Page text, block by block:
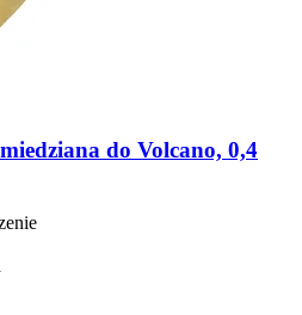
do Volcano, 0,4